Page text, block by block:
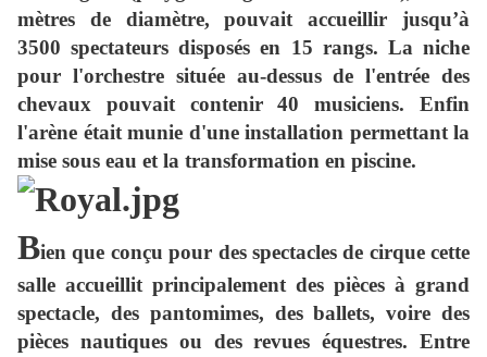
mètres de diamètre, pouvait accueillir jusqu’à
3500 spectateurs disposés en 15 rangs. La niche
pour l'orchestre située au-dessus de l'entrée des
chevaux pouvait contenir 40 musiciens. Enfin
l'arène était munie d'une installation permettant la
mise sous eau et la transformation en piscine.
Bien que conçu pour des spectacles de cirque cette
salle accueillit principalement des pièces à grand
spectacle, des pantomimes, des ballets, voire des
pièces nautiques ou des revues équestres. Entre